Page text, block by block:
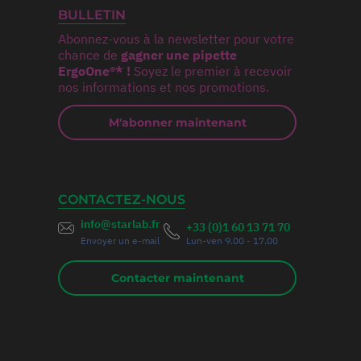
BULLETIN
Abonnez-vous à la newsletter pour votre
chance de gagner une pipette
ErgoOne®* ! Soyez le premier à recevoir
nos informations et nos promotions.
M'abonner maintenant
CONTACTEZ-NOUS
info@starlab.fr
Envoyer un e-mail
+33 (0)1 60 13 71 70
Lun-ven 9.00 - 17.00
Contacter maintenant